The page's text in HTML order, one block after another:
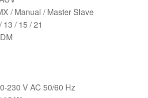
/ Manual / Master Slave
/ 15 / 21
230 V AC 50/60 Hz